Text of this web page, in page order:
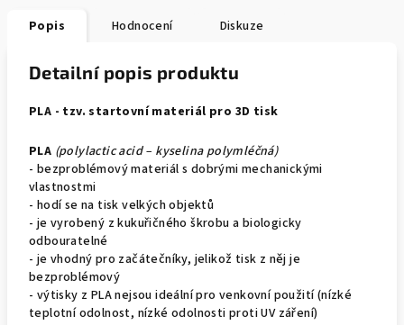
Popis Hodnocení Diskuze
Detailní popis produktu
PLA - tzv. startovní materiál pro 3D tisk
PLA (polylactic acid – kyselina polymléčná)
- bezproblémový materiál s dobrými mechanickými
vlastnostmi
- hodí se na tisk velkých objektů
- je vyrobený z kukuřičného škrobu a biologicky
odbouratelné
- je vhodný pro začátečníky, jelikož tisk z něj je
bezproblémový
- výtisky z PLA nejsou ideální pro venkovní použití (nízké
teplotní odolnost, nízké odolnosti proti UV záření)